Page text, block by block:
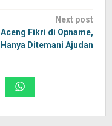
Next post
Aceng Fikri di Opname,
Hanya Ditemani Ajudan